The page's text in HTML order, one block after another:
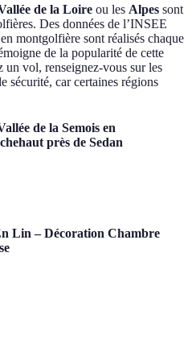
de la Loire ou les Alpes sont
Des données de l’INSEE
montgolfière sont réalisés chaque
de la popularité de cette
vol, renseignez-vous sur les
sécurité, car certaines régions
de la Semois en
près de Sedan
Lin – Décoration Chambre